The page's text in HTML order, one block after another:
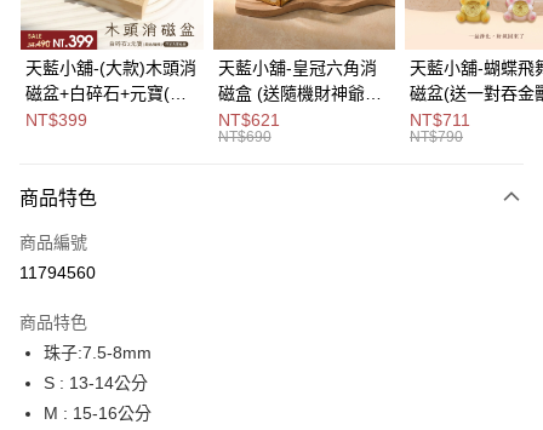
街口支付
悠遊付
Google Pay
【大哥付你分期使用說明】
2.付款方式選擇「大哥付你分期」，訂單成立後會自動跳轉到大哥付的交易
流程，驗證手機門號後，選擇欲分期的期數、繳款截止日，確認付款後即完
3.實際核准額度、可分期數及費用金額請依後續交易確認頁面所載為準。
4.訂單成立30分鐘內，如未前往確認交易或遇審核未通過，訂單將自動取
消。如遇「轉專審核」未通過狀況，表示未達大哥付你分期系統評分，恕無
法說明評估內容。
1.分期款項不併入電信帳單，「大哥付你分期」於每月結算日後寄送繳費提
運送方式
全家取貨付款
每筆NT$80，滿NT$1,000(含以上)免運費
付款後全家取貨
天藍小舖-(大款)木頭消
磁盆+白碎石+元寶(顏
色隨機)-單1
NT$399
天藍小舖-皇冠六角消
磁盒 (送隨機財神爺小
卡)-單1
款-$690【A31310122
NT$621
NT$690
天藍小舖-蝴蝶飛
磁盆(送一對吞金
1
款-$790【
NT$711
NT$790
商品特色
商品編號
11794560
商品特色
珠子:7.5-8mm
S : 13-14公分
M : 15-16公分